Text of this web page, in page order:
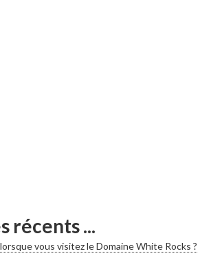
récents ...
vous visitez le Domaine White Rocks ?